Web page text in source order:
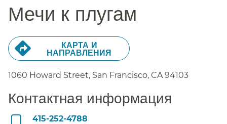
Мечи к плугам​​
КАРТА И
НАПРАВЛЕНИЯ​​
1060 Howard Street, San Francisco, CA 94103
Контактная информация​​
415-252-4788